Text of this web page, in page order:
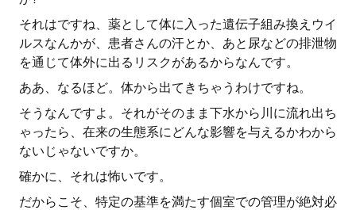
それはですね、薬として体に入った遺伝子組み換えウイ
ルスなんかが、患者さんの汗とか、あと尿などの排泄物
を通じて体外に出るリスクがあるからなんです。
ああ、なるほど。体から出てきちゃうわけですね。
そうなんですよ。それがそのまま下水から川に流れ出ち
ゃったら、在来の生態系にどんな影響を与えるかわから
ないじゃないですか。
確かに、それは怖いです。
だからこそ、特定の基準を満たす個室での管理が絶対必